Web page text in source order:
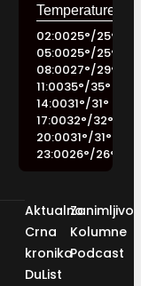
02:0025°/25°
05:0025°/25°
08:0027°/29°
11:0035°/35°
14:0031°/31°
17:0032°/32°
20:0031°/31°
23:0026°/26°
Aktualno
Crna
kronika
DuList
Kolumne
Podcast